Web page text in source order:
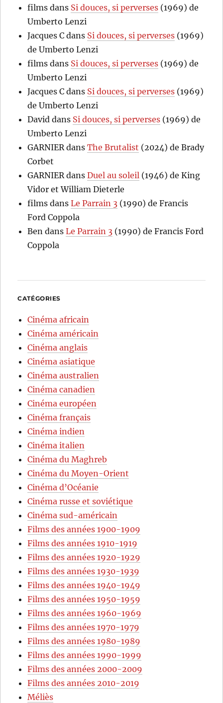
films dans Si douces, si perverses (1969) de
Umberto Lenzi
Jacques C dans Si douces, si perverses (1969)
de Umberto Lenzi
films dans Si douces, si perverses (1969) de
Umberto Lenzi
Jacques C dans Si douces, si perverses (1969)
de Umberto Lenzi
David dans Si douces, si perverses (1969) de
Umberto Lenzi
GARNIERdansThe Brutalist (2024) de Brady
Corbet
GARNIERdansDuel au soleil (1946) de King
Vidor et William Dieterle
films dansLe Parrain 3 (1990) de Francis
Ford Coppola
Ben dansLe Parrain 3 (1990) de Francis Ford
Coppola
CATÉGORIES
Cinéma africain
Cinéma américain
Cinéma anglais
Cinéma asiatique
Cinéma australien
Cinéma canadien
Cinéma européen
Cinéma français
Cinéma indien
Cinéma italien
Cinéma du Maghreb
Cinéma du Moyen-Orient
Cinéma d’Océanie
Cinéma russe et soviétique
Cinéma sud-américain
Films des années 1900-1909
Films des années 1910-1919
Films des années 1920-1929
Films des années 1930-1939
Films des années 1940-1949
Films des années 1950-1959
Films des années 1960-1969
Films des années 1970-1979
Films des années 1980-1989
Films des années 1990-1999
Films des années 2000-2009
Films des années 2010-2019
Méliès